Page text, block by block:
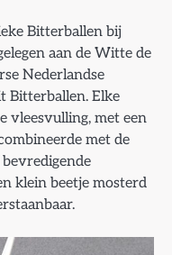
Bitterballen bij
aan de Witte de
Nederlandse
Bitterballen. Elke
vleesvulling, met een
met de
klein beetje mosterd